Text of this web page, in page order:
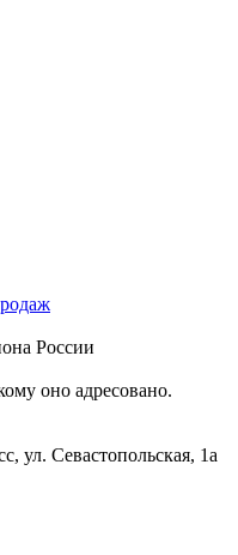
России
оно адресовано.
ул. Севастопольская, 1а